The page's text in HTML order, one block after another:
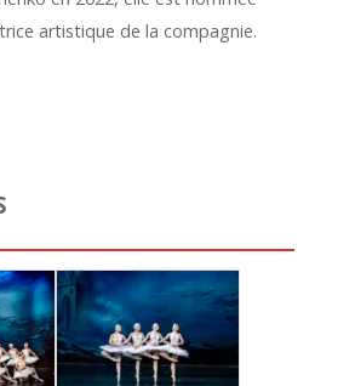
artistique de la compagnie.